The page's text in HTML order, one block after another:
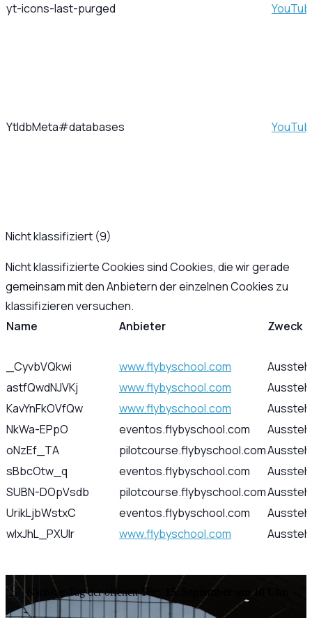
yt-icons-last-purged
YtIdbMeta#databases
Nicht klassifiziert (9)
Nicht klassifizierte Cookies sind Cookies, die wir gerade
gemeinsam mit den Anbietern der einzelnen Cookies zu
klassifizieren versuchen.
Name
Anbieter Zweck
_CyvbVQkwi www.flybyschool.com
astfQwdNJVKj
www.flybyschool.com
KavYnFkOVfQw
www.flybyschool.com
NkWa-EPpO
eventos.flybyschool.com
oNzEf_TA
pilotcourse.flybyschool.com
sBbcOtw_q
eventos.flybyschool.com
SUBN-DOpVsdb
pilotcourse.flybyschool.com
UrikLjbWstxC
eventos.flybyschool.com
wIxJhL_PXUlr
www.flybyschool.com
Nächster Tag der offenen Tür: 15. September um 10 Uhr.